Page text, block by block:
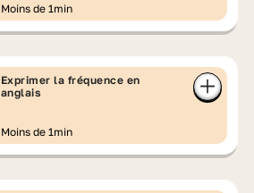
Moins de 1min
Exprimer la fréquence en
anglais
Moins de 1min